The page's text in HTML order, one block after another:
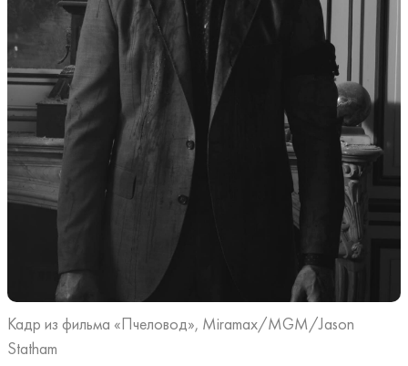
Кадр из фильма «Пчеловод», Miramax/MGM/Jason
Statham